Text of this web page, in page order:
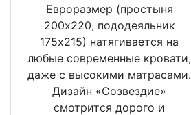
Евроразмер (простыня
200х220, пододеяльник
175х215) натягивается на
любые современные кровати,
даже с высокими матрасами.
Дизайн «Созвездие»
смотрится дорого и